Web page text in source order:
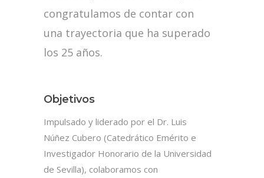
congratulamos de contar con
una trayectoria que ha superado
los 25 años.
Objetivos
Impulsado y liderado por el Dr. Luis
Núñez Cubero (Catedrático Emérito e
Investigador Honorario de la Universidad
de Sevilla), colaboramos con